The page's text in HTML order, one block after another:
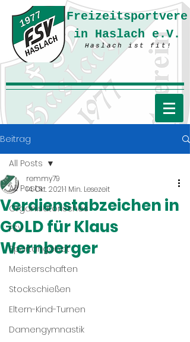
Freizeitsportvere
in Haslach e.V.
Haslach ist fit!
Beitrag
All Posts
Organisatorisches
FSV
Sportangebot
Meisterschaften
Stockschießen
Eltern-Kind-Turnen
Damengymnastik
All Posts
Verdienstabzeichen in
GOLD für Klaus
Wernberger
remmy79
14. Okt. 20211 Min. Lesezeit